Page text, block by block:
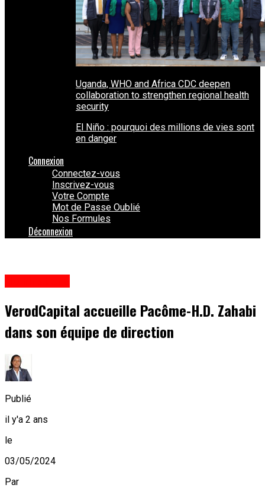
Uganda, WHO and Africa CDC deepen
collaboration to strengthen regional health
security
El Niño : pourquoi des millions de vies sont
en danger
Connexion
Connectez-vous
Inscrivez-vous
Votre Compte
Mot de Passe Oublié
Nos Formules
Déconnexion
VerodCapital accueille Pacôme-H.D. Zahabi
dans son équipe de direction
Publié
il y'a 2 ans
le
03/05/2024
Par